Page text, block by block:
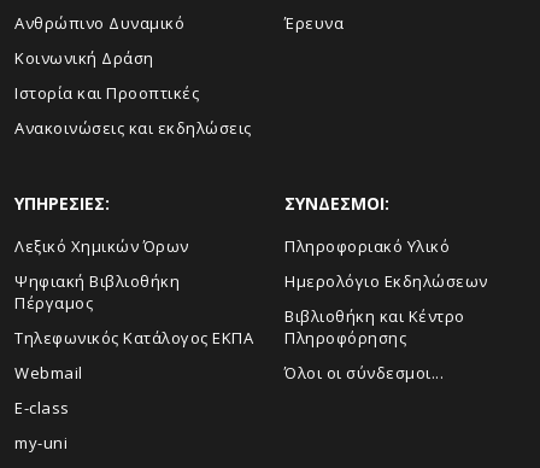
Ανθρώπινο Δυναμικό
Κοινωνική Δράση
Ιστορία και Προοπτικές
Ανακοινώσεις και εκδηλώσεις
Έρευνα
ΥΠΗΡΕΣΙΕΣ:
Λεξικό Χημικών Όρων
Ψηφιακή Βιβλιοθήκη
Πέργαμος
Τηλεφωνικός Κατάλογος ΕΚΠΑ
Webmail
E-class
my-uni
ΣΥΝΔΕΣΜΟΙ:
Πληροφοριακό Υλικό
Ημερολόγιο Εκδηλώσεων
Βιβλιοθήκη και Κέντρο
Πληροφόρησης
Όλοι οι σύνδεσμοι...